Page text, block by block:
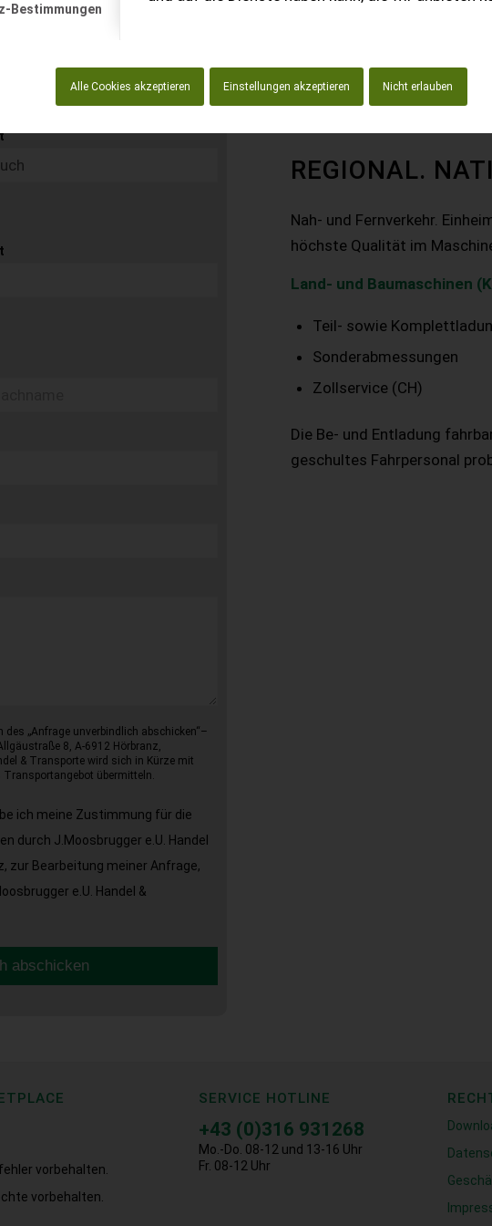
Bestimmungen
Alle Cookies akzeptieren Einstellungen akzeptieren Nicht erlauben
des „Anfrage unverbindlich abschicken“–
8, A-6912 Hörbranz,
& Transporte wird sich in Kürze mit
Transportangebot übermitteln.
ich meine Zustimmung für die
durch J.Moosbrugger e.U. Handel
zur Bearbeitung meiner Anfrage,
e.U. Handel &
abschicken
REGIONAL.
Nah- und Fernverkehr.
höchste Qualität im
Land- und Baumaschinen
Teil- sowie
Sonderabmessungen
Zollservice (CH)
Die Be- und Entladung
geschultes Fahrpersonal
vorbehalten.
vorbehalten.
SERVICE HOTLINE
+43 (0)316 931268
Mo.-Do. 08-12 und 13-16 Uhr
Fr. 08-12 Uhr